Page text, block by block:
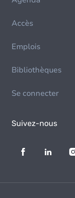
Accès
Emplois
Bibliothèques
Se connecter
Suivez-nous